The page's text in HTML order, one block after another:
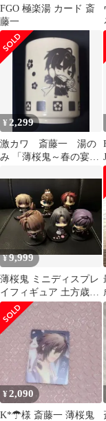
FGO 極楽湯 カード 斎
藤一
¥ 2,299
激カワ 斎藤一 湯の
み 「薄桜鬼～春の宴
¥9,999
薄桜鬼 ミニディスプレ
イフィギュア 土方歳三
沖田総司 斎藤一 藤堂
原田 風間
¥2,090
K*☂様 斎藤一 薄桜鬼